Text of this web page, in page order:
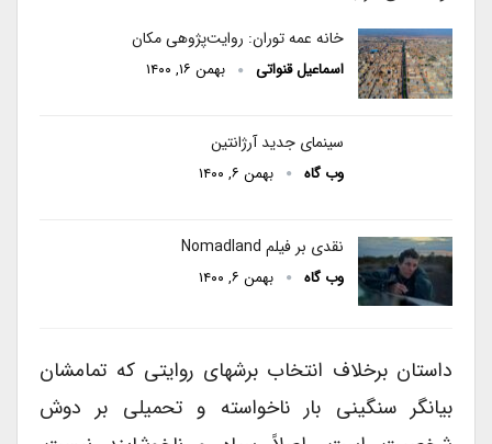
خانه عمه توران: روایت­‌پژوهی مکان
اسماعیل قنواتی بهمن ۱۶, ۱۴۰۰
سینمای جدید آرژانتین
وب گاه بهمن ۶, ۱۴۰۰
نقدی بر فیلم‌ Nomadland
وب گاه بهمن ۶, ۱۴۰۰
داستان برخلاف انتخاب برشهای روایتی که تمامشان
بیانگر سنگینی بار ناخواسته و تحمیلی بر دوش